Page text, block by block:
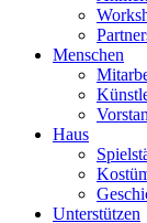
Menschen
Haus
Unterstützen